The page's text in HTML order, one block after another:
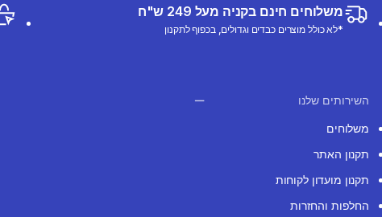
משלוחים חינם בקניה מעל 249 ש"ח
*לא כולל מוצרים כבדים וגדולים, בכפוף לתקנון
השירותים שלנו
משלוחים
תקנון האתר
תקנון מועדון לקוחות
החלפות והחזרות